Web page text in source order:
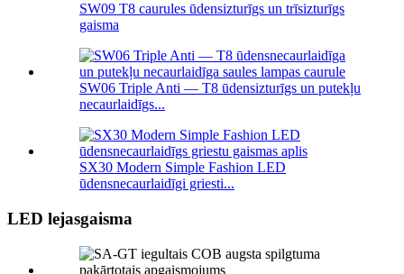
SW09 T8 caurules ūdensizturīgs un trīsizturīgs
gaisma
SW06 Triple Anti — T8 ūdensizturīgs un putekļu
necaurlaidīgs...
SX30 Modern Simple Fashion LED
ūdensnecaurlaidīgi griesti...
LED lejasgaisma